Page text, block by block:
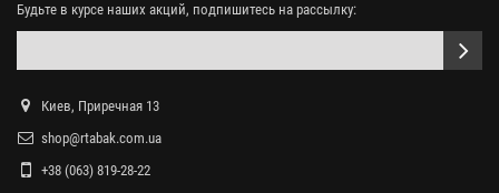
Будьте в курсе наших акций, подпишитесь на рассылку:
Киев, Приречная 13
shop@rtabak.com.ua
+38 (063) 819-28-22